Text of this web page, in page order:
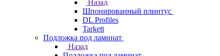
Назад
Шпонированный плинтус
DL Profiles
Tarkett
Подложка под ламинат
Назад